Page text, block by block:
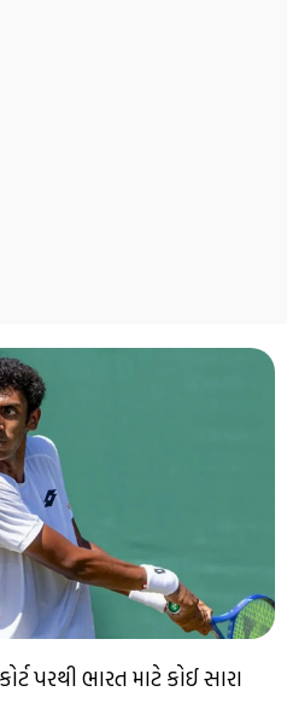
પરથી ભારત માટે કોઈ સારા